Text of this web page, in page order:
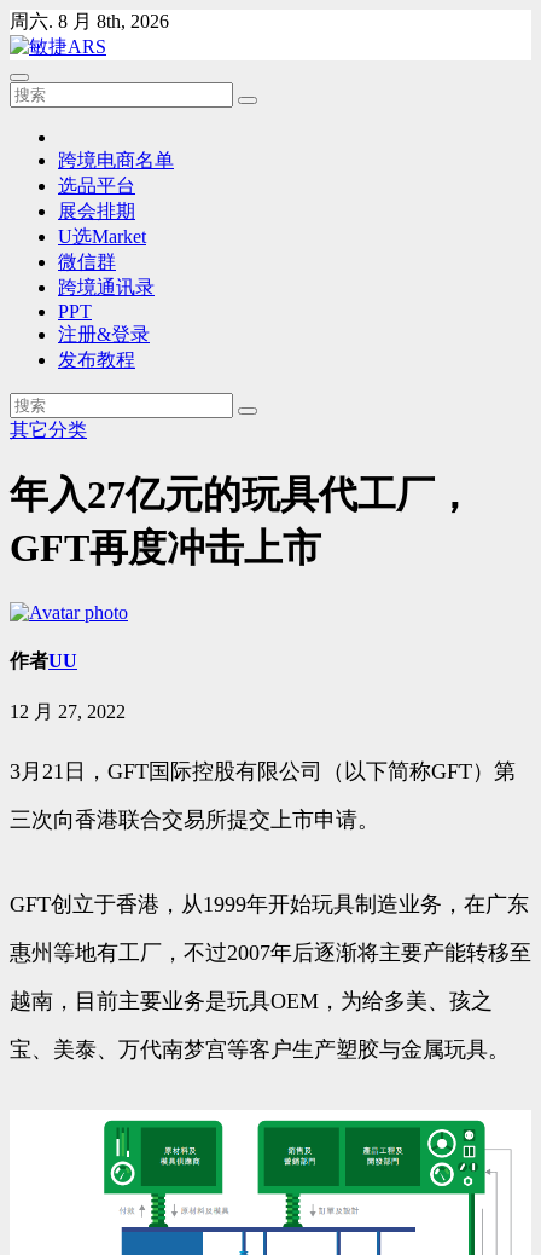
Skip
to
content
周六. 8 月 8th, 2026
跨境电商名单
选品平台
展会排期
U选Market
微信群
跨境通讯录
PPT
注册&登录
发布教程
其它分类
年入27亿元的玩具代工厂，
GFT再度冲击上市
作者UU
12 月 27, 2022
3月21日，GFT国际控股有限公司（以下简称GFT）第
三次向香港联合交易所提交上市申请。
GFT创立于香港，从1999年开始玩具制造业务，在广东
惠州等地有工厂，不过2007年后逐渐将主要产能转移至
越南，目前主要业务是玩具OEM，为给多美、孩之
宝、美泰、万代南梦宫等客户生产塑胶与金属玩具。